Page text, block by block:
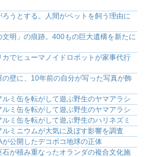
うとする。人間がペットを飼う理由に
明」の痕跡。400もの巨大遺構を新たに
でヒューマノイドロボットが家事代行
壁に、10年前の自分が写った写真が飾
ミ缶を転がして遊ぶ野生のヤマアラシ
ミ缶を転がして遊ぶ野生のヤマアラシ
ミ缶を転がして遊ぶ野生のハリネズミ
ミニウムが大気に及ぼす影響を調査
公開したデコボコ地球の正体
が積み重なったオランダの複合文化施